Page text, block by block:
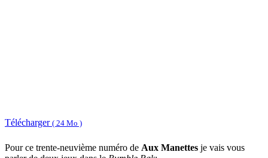
Télécharger ( 24 Mo )
Pour ce trente-neuvième numéro de Aux Manettes je vais vous